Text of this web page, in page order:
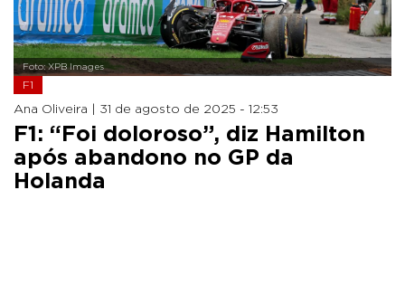
Foto: XPB Images
F1
Ana Oliveira | 31 de agosto de 2025 - 12:53
F1: “Foi doloroso”, diz Hamilton
após abandono no GP da
Holanda